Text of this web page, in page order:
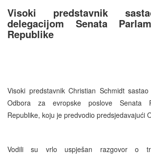
Visoki predstavnik
delegacijom Senata
Republike
Visoki predstavnik Christian Schmidt
Odbora za evropske poslove Senata
Republike, koju je predvodio predsjedavajući
Vodili su vrlo uspješan razgovor o